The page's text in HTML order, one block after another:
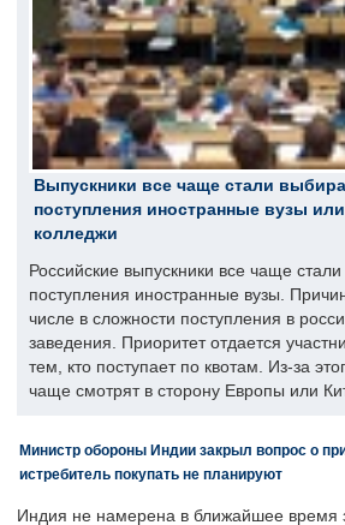
Выпускники все чаще стали
поступления иностранные вузы
колледжи
Российские выпускники все чаще
поступления иностранные вузы.
числе в сложности поступления в
заведения. Приоритет отдается
тем, кто поступает по квотам. Из-за
чаще смотрят в сторону Европы или
Министр обороны Индии закрыл вопрос о
истребитель покупать не планируют
Индия не намерена в ближайшее время